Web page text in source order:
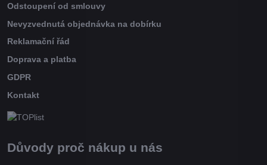
Odstoupení od smlouvy
Nevyzvednutá objednávka na dobírku
Reklamační řád
Doprava a platba
GDPR
Kontakt
Důvody proč nákup u nás